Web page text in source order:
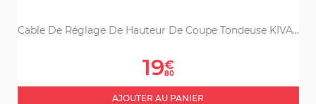
Cable De Réglage De Hauteur De Coupe Tondeuse KIVA...
Prix
19€
80
AJOUTER AU PANIER